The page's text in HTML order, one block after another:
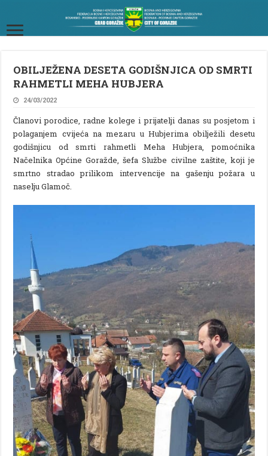
OBILJEŽENA DESETA GODIŠNJICA OD SMRTI
RAHMETLI MEHA HUBJERA
24/03/2022
Članovi porodice, radne kolege i prijatelji danas su posjetom i
polaganjem cvijeća na mezaru u Hubjerima obilježili desetu
godišnjicu od smrti rahmetli Meha Hubjera, pomoćnika
Načelnika Općine Goražde, šefa Službe civilne zaštite, koji je
smrtno stradao prilikom intervencije na gašenju požara u
naselju Glamoč.